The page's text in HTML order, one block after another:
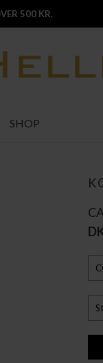
500 KR.
SHOP